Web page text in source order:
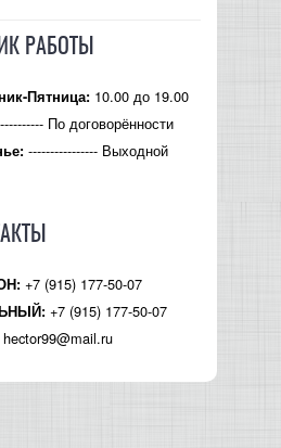
РАБОТЫ
Пятница: 10.00 до 19.00
По договорённости
---------------- Выходной
+7 (915) 177-50-07
+7 (915) 177-50-07
hector99@mail.ru